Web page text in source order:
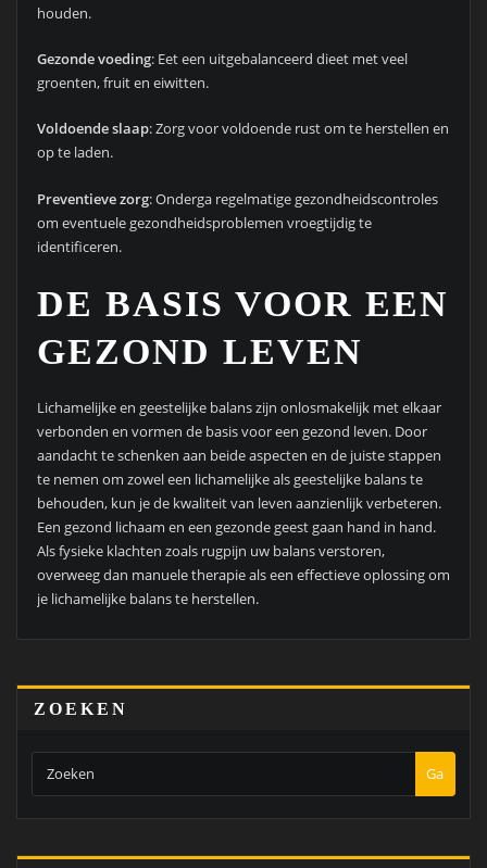
houden.
Gezonde voeding: Eet een uitgebalanceerd dieet met veel
groenten, fruit en eiwitten.
Voldoende slaap: Zorg voor voldoende rust om te herstellen en
op te laden.
Preventieve zorg: Onderga regelmatige gezondheidscontroles
om eventuele gezondheidsproblemen vroegtijdig te
identificeren.
DE BASIS VOOR EEN
GEZOND LEVEN
Lichamelijke en geestelijke balans zijn onlosmakelijk met elkaar
verbonden en vormen de basis voor een gezond leven. Door
aandacht te schenken aan beide aspecten en de juiste stappen
te nemen om zowel een lichamelijke als geestelijke balans te
behouden, kun je de kwaliteit van leven aanzienlijk verbeteren.
Een gezond lichaam en een gezonde geest gaan hand in hand.
Als fysieke klachten zoals rugpijn uw balans verstoren,
overweeg dan manuele therapie als een effectieve oplossing om
je lichamelijke balans te herstellen.
ZOEKEN
Ga